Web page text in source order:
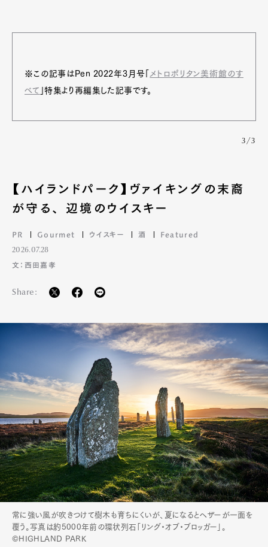
※この記事はPen 2022年3月号「 メトロポリタン美術館のす
べて
」特集より再編集した記事です。
3/3
【ハイランドパーク】ヴァイキングの末裔
が守る、 辺境のウイスキー
PR Gourmet ウイスキー 酒 Featured
2026.07.28
文：西田嘉孝
Share:
常に強い風が吹きつけて樹木も育ちにくいが、夏になるとヘザーが一面を
覆う。写真は約5000年前の環状列石「リング・オブ・ブロッガー」。
©HIGHLAND PARK